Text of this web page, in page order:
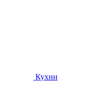
Кухни